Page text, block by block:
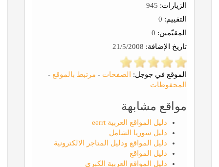
الزيارات:
التقييم:
المقيّمين:
تاريخ الإضافة:
الموقع في جوجل: الصفحات - مرتبط بالموقع -
المحفوظات
مواقع مشابهة
دليل المواقع العربية eerrt
دليل سوريا الشامل
دليل المواقع ودليل المتاجر الالكترونية
دليل المواقع
دليل المواقع العربية الكبرى